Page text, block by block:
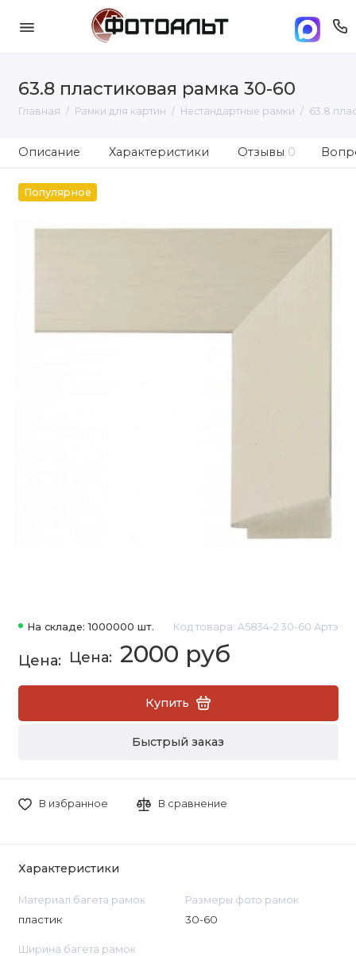
63.8 пластиковая рамка 30-60
Главная Рамки для картин Нестандартные рамки 63.8
Описание Характеристики Отзывы 0
Популярное
На складе: 1000000 шт. Код товара: A5834-2 30-60 Артэ
2000 руб
Купить
Быстрый заказ
В избранное В сравнение
Характеристики
Материал багета рамок
пластик
Размеры фото рамок
30-60
Ширина багета рамок